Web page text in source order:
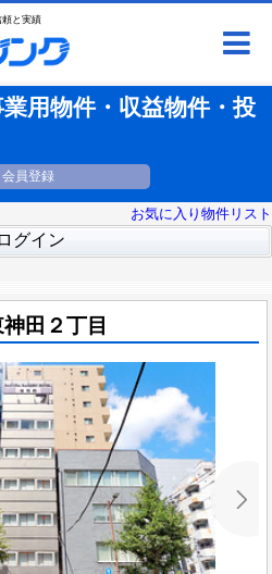
頼と実績
用物件・収益物件・投
会員登録
お気に入り物件リスト
ログイン
田２丁目